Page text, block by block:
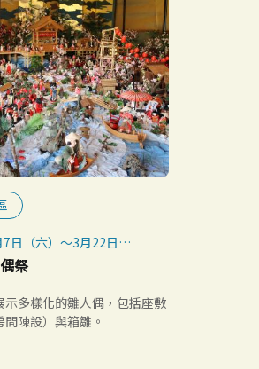
日（六）～3月22日
祭
示多樣化的雛人偶，包括座敷
陳設）與箱雛。